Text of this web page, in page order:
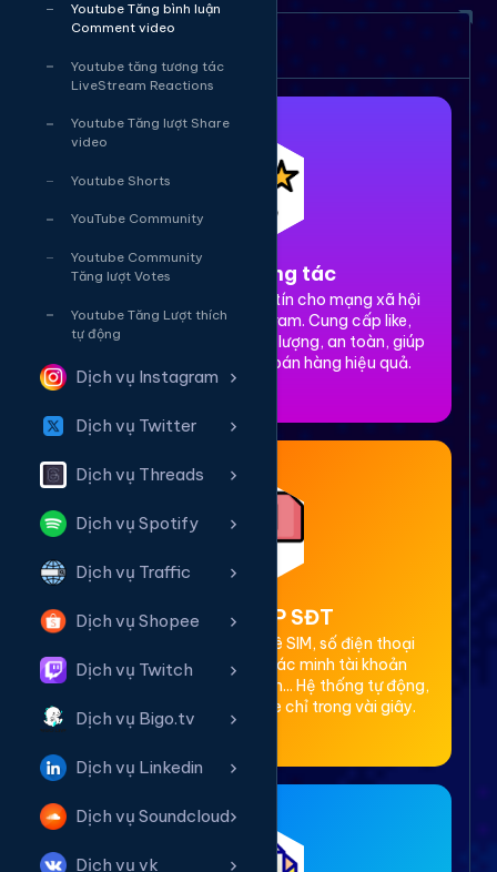
Youtube Tăng bình luận
Comment video
Youtube tăng tương tác
LiveStream Reactions
Youtube Tăng lượt Share
video
Youtube Shorts
YouTube Community
Youtube Community
Tăng lượt Votes
Youtube Tăng Lượt thích
tự động
Dịch vụ Instagram
Dịch vụ Twitter
Dịch vụ Threads
Dịch vụ Spotify
Dịch vụ Traffic
Dịch vụ Shopee
Dịch vụ Twitch
Dịch vụ Bigo.tv
Dịch vụ Linkedin
Dịch vụ Soundcloud
Dịch vụ vk
Dịch vụ của chúng tôi
1. Tăng tương tác
Dịch vụ tăng tương tác uy tín cho mạng xã hội
Facebook, TikTok, Instagram. Cung cấp like,
share, comment, view chất lượng, an toàn, giúp
xây dựng thương hiệu và bán hàng hiệu quả.
2. Thuê OTP SĐT
Cung cấp dịch vụ cho thuê SIM, số điện thoại
(SĐT) để nhận mã OTP xác minh tài khoản
Facebook, Google, Telegram... Hệ thống tự động,
bảo mật, giá rẻ, nhận code chỉ trong vài giây.